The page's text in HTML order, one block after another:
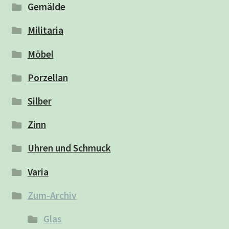
Gemälde
Militaria
Möbel
Porzellan
Silber
Zinn
Uhren und Schmuck
Varia
Zum-Archiv
Glas